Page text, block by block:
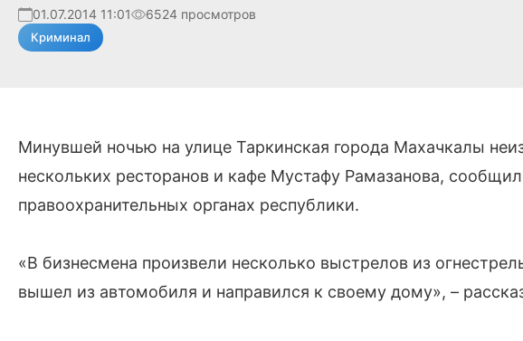
01.07.2014 11:01 6524 просмотров
Криминал
Минувшей ночью на улице Таркинская города Махачкалы
нескольких ресторанов и кафе Мустафу Рамазанова,
правоохранительных органах республики.
«В бизнесмена произвели несколько выстрелов из
вышел из автомобиля и направился к своему дому», –